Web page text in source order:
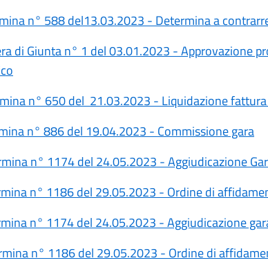
n° 588 del13.03.2023 - Determina a
di Giunta n° 1 del 03.01.2023 - Approvazione
n° 650 del 21.03.2023 - Liquidazione
n° 886 del 19.04.2023 - Commissione gara
n° 1174 del 24.05.2023 - Aggiudicazione
n° 1186 del 29.05.2023 - Ordine di
n° 1174 del 24.05.2023 - Aggiudicazione
n° 1186 del 29.05.2023 - Ordine di